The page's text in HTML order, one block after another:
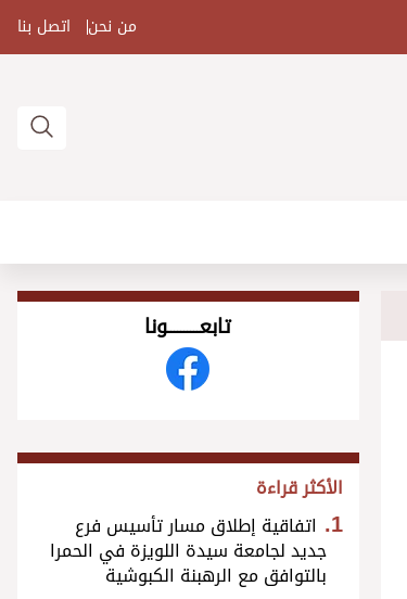
من نحن اتصل بنا
تابعــــــــــونا
الأكثر قراءة
اتفاقية إطلاق مسار تأسيس فرع
جديد لجامعة سيدة اللويزة في الحمرا
بالتوافق مع الرهبنة الكبوشية